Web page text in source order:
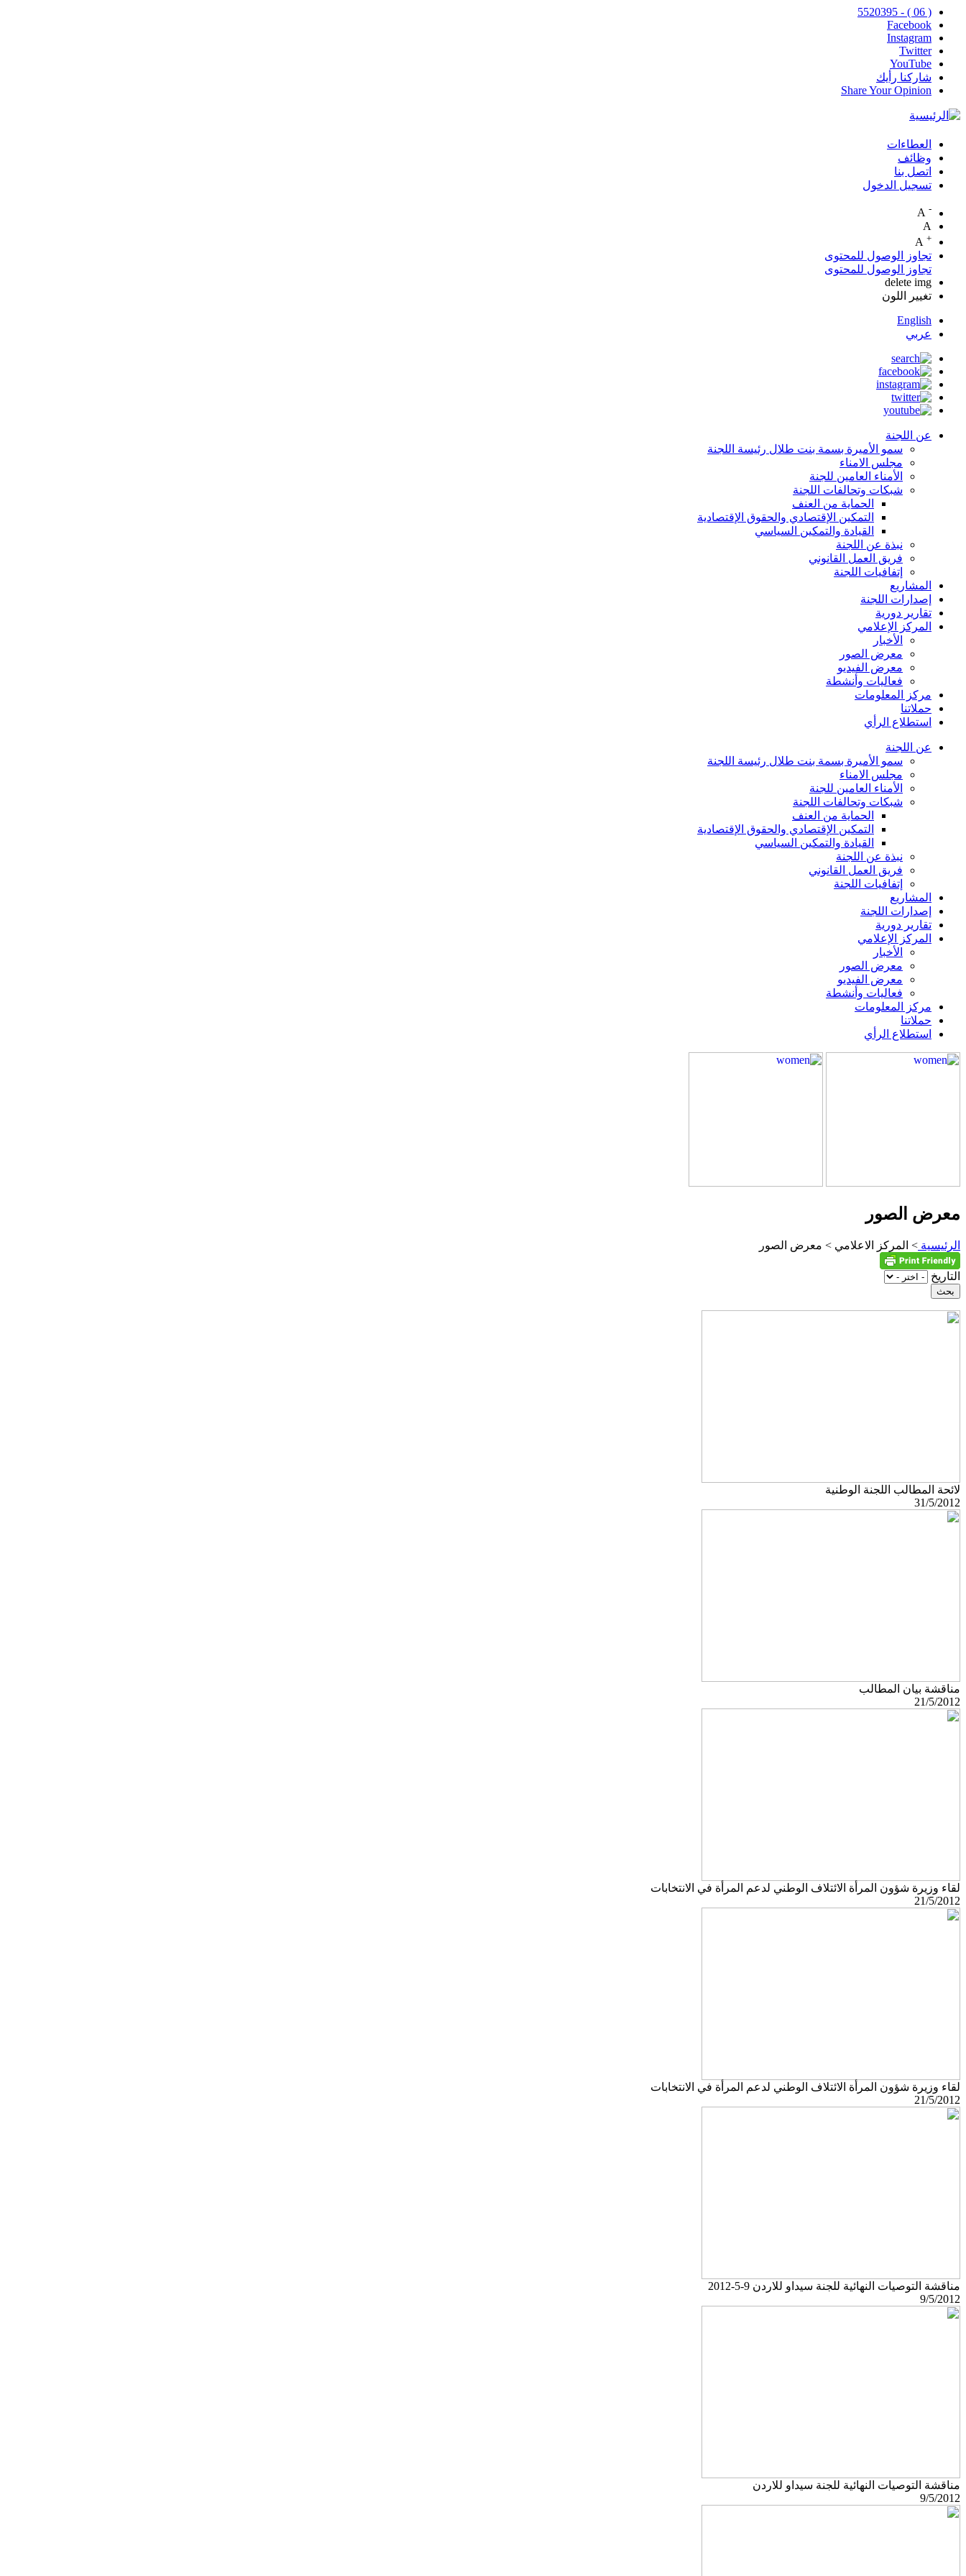
( 06 ) - 5520395
Facebook
Instagram
Twitter
YouTube
شاركنا رأيك
Share Your Opinion
Top
Menu
العطاءات
وظائف
اتصل بنا
تسجيل الدخول
-
A
+
تجاوز الوصول للمحتوى
تجاوز الوصول للمحتوى
delete img
تغيير اللون
English
عربي
عن اللجنة
سمو الأميرة بسمة بنت طلال رئيسة اللجنة
مجلس الامناء
الأمناء العامين للجنة
شبكات وتحالفات اللجنة
الحماية من العنف
التمكين الإقتصادي والحقوق الإقتصادية
القيادة والتمكين السياسي
نبذة عن اللجنة
فريق العمل القانوني
إتفافيات اللجنة
المشاريع
إصدارات اللجنة
تقارير دورية
المركز الإعلامي
الأخبار
معرض الصور
معرض الفيديو
فعاليات وأنشطة
مركز المعلومات
حملاتنا
استطلاع الرأي
عن اللجنة
سمو الأميرة بسمة بنت طلال رئيسة اللجنة
مجلس الامناء
الأمناء العامين للجنة
شبكات وتحالفات اللجنة
الحماية من العنف
التمكين الإقتصادي والحقوق الإقتصادية
القيادة والتمكين السياسي
نبذة عن اللجنة
فريق العمل القانوني
إتفافيات اللجنة
المشاريع
إصدارات اللجنة
تقارير دورية
المركز الإعلامي
الأخبار
معرض الصور
معرض الفيديو
فعاليات وأنشطة
مركز المعلومات
حملاتنا
استطلاع الرأي
معرض الصور
الرئيسية > المركز الاعلامي > معرض الصور
التاريخ
لائحة المطالب اللجنة الوطنية
31/5/2012
مناقشة بيان المطالب
21/5/2012
لقاء وزيرة شؤون المرأة الائتلاف الوطني لدعم المرأة في الانتخابات
21/5/2012
لقاء وزيرة شؤون المرأة الائتلاف الوطني لدعم المرأة في الانتخابات
21/5/2012
مناقشة التوصيات النهائية للجنة سيداو للاردن 9-5-2012
9/5/2012
مناقشة التوصيات النهائية للجنة سيداو للاردن
9/5/2012